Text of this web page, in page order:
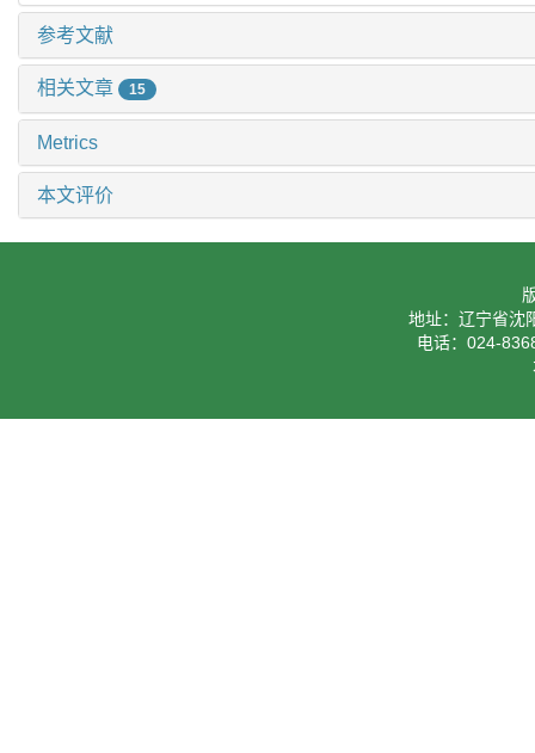
参考文献
相关文章 15
Metrics
本文评价
地址：辽宁省沈
电话：024-